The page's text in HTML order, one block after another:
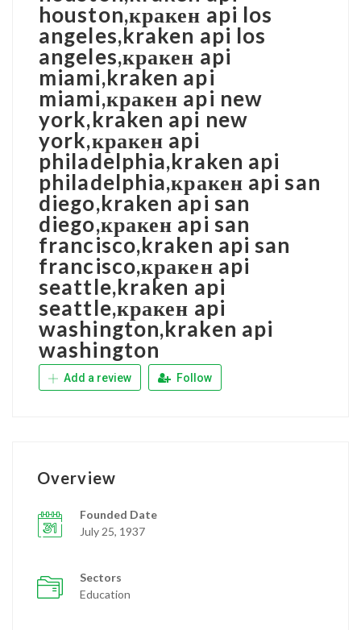
houston,кракен api los
angeles,kraken api los
angeles,кракен api
miami,kraken api
miami,кракен api new
york,kraken api new
york,кракен api
philadelphia,kraken api
philadelphia,кракен api san
diego,kraken api san
diego,кракен api san
francisco,kraken api san
francisco,кракен api
seattle,kraken api
seattle,кракен api
washington,kraken api
washington
Add a review Follow
Overview
Founded Date
July 25, 1937
Sectors
Education